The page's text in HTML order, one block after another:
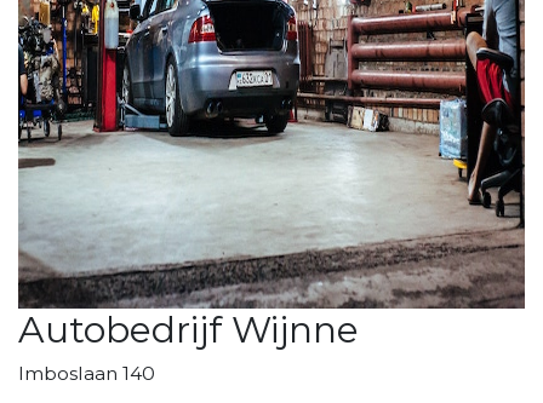
Autobedrijf Wijnne
Imboslaan 140